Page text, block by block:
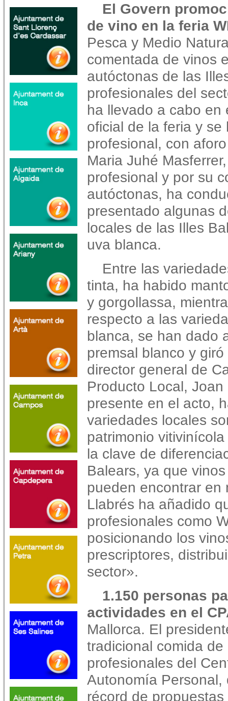
El Govern
de vino en la feria
Pesca y Medio
comentada de vinos
autóctonas de las
profesionales del
ha llevado a cabo en
oficial de la feria y
profesional, con
Maria Juhé
profesional y por su
autóctonas, ha
presentado algunas
locales de las Illes
uva blanca.
Entre las
tinta, ha habido
y gorgollassa,
respecto a las
blanca, se han dado
premsal blanco y giró
director general de
Producto Local,
presente en el acto,
variedades locales
patrimonio
la clave de
Balears, ya que
pueden encontrar en
Llabrés ha añadido
profesionales como
posicionando los
prescriptores,
sector».
1.150 personas
actividades en el
Mallorca. El
tradicional comida
profesionales del
Autonomía Personal,
récord de